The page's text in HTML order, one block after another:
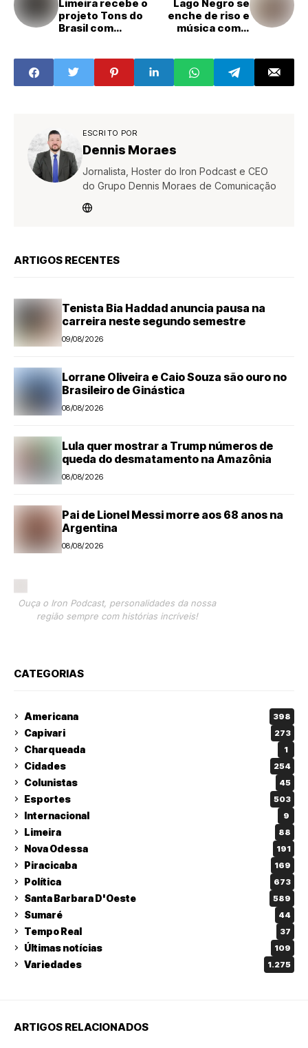
Limeira recebe o
projeto Tons do
Brasil com
no domingo (17)
Lago Negro se
enche de riso e
música com o
Sorrisos”
ESCRITO POR
Dennis Moraes
Jornalista, Hoster do Iron Podcast e CEO
do Grupo Dennis Moraes de Comunicação
ARTIGOS RECENTES
Tenista Bia Haddad anuncia pausa na
carreira neste segundo semestre
09/08/2026
Lorrane Oliveira e Caio Souza são ouro no
Brasileiro de Ginástica
08/08/2026
Lula quer mostrar a Trump números de
queda do desmatamento na Amazônia
08/08/2026
Pai de Lionel Messi morre aos 68 anos na
Argentina
08/08/2026
Ouça o Iron Podcast, personalidades da nossa
região sempre com histórias incríveis!
CATEGORIAS
Americana 398
Capivari 273
Charqueada 1
Cidades 254
Colunistas 45
Esportes 503
Internacional 9
Limeira 88
Nova Odessa 191
Piracicaba 169
Política 673
Santa Barbara D'Oeste 589
Sumaré 44
Tempo Real 37
Últimas notícias 109
Variedades 1.275
ARTIGOS RELACIONADOS